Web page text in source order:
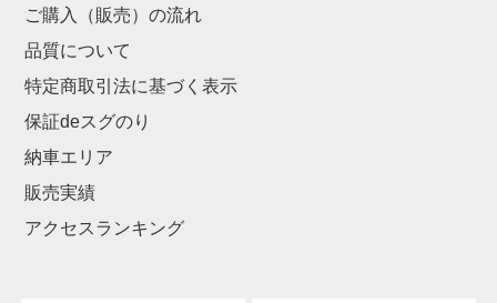
ご購入（販売）の流れ
品質について
特定商取引法に基づく表示
保証deスグのり
納車エリア
販売実績
アクセスランキング